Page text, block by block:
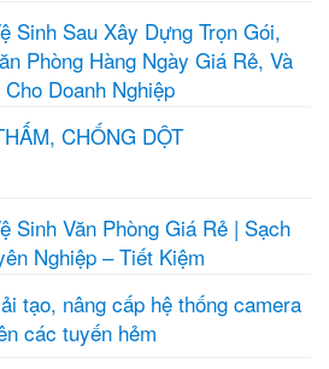
Sinh Sau Xây Dựng Trọn Gói,
Phòng Hàng Ngày Giá Rẻ, Và
Doanh Nghiệp
CHỐNG DỘT
Sinh Văn Phòng Giá Rẻ | Sạch
Nghiệp – Tiết Kiệm
tạo, nâng cấp hệ thống camera
các tuyến hẻm